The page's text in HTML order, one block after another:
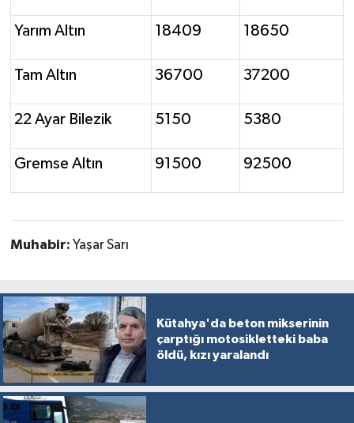
Yarım Altın 18409 18650
Tam Altın 36700 37200
22 Ayar Bilezik 5150 5380
Gremse Altın 91500 92500
Muhabir: Yaşar Sarı
Kütahya'da beton mikserinin
çarptığı motosikletteki baba
öldü, kızı yaralandı
Türkiye
Video Galeri
Yaşam